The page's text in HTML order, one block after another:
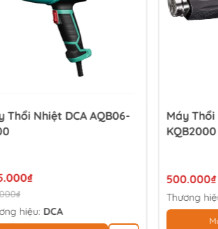
Thổi Nhiệt DCA AQB06-
hiệu: DCA
Máy
KQB2000
500.000₫
Thương